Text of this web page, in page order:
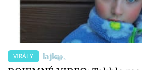
VIRÁLY